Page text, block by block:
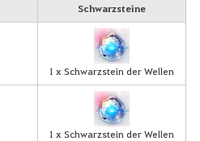
Schwarzsteine
1 x Schwarzstein der Wellen
1 x Schwarzstein der Wellen